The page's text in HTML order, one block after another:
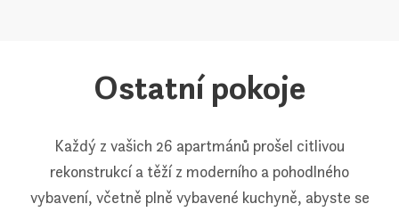
Ostatní pokoje
Každý z vašich 26 apartmánů prošel citlivou
rekonstrukcí a těží z moderního a pohodlného
vybavení, včetně plně vybavené kuchyně, abyste se